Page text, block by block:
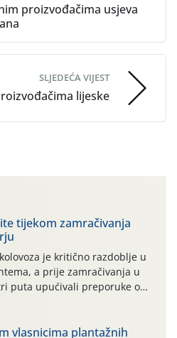
proizvođačima usjeva
SLJEDEĆA VIJEST
lijeske
tijekom zamračivanja
je kritično razdoblje u
a prije zamračivanja u
puta upućivali preporuke o
krizantema od najčešćih
i fito-fagnih grinja (23.7., 14.7.,
je zabilježeno je
vlasnicima plantažnih